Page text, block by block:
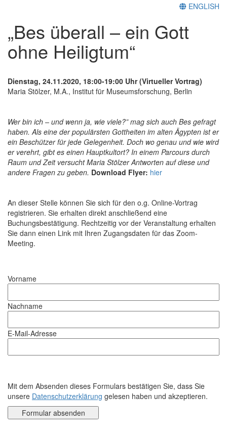
ENGLISH
„Bes überall – ein Gott
ohne Heiligtum“
Dienstag, 24.11.2020, 18:00-19:00 Uhr (Virtueller Vortrag)
Maria Stölzer, M.A., Institut für Museumsforschung, Berlin
Wer bin ich – und wenn ja, wie viele?” mag sich auch Bes gefragt
haben. Als eine der populärsten Gottheiten im alten Ägypten ist er
ein Beschützer für jede Gelegenheit. Doch wo genau und wie wird
er verehrt, gibt es einen Hauptkultort? In einem Parcours durch
Raum und Zeit versucht Maria Stölzer Antworten auf diese und
andere Fragen zu geben. Download Flyer: hier
An dieser Stelle können Sie sich für den o.g. Online-Vortrag
registrieren. Sie erhalten direkt anschließend eine
Buchungsbestätigung. Rechtzeitig vor der Veranstaltung erhalten
Sie dann einen Link mit Ihren Zugangsdaten für das Zoom-
Meeting.
Vorname
Nachname
E-Mail-Adresse
Mit dem Absenden dieses Formulars bestätigen Sie, dass Sie
unsere Datenschutzerklärung gelesen haben und akzeptieren.